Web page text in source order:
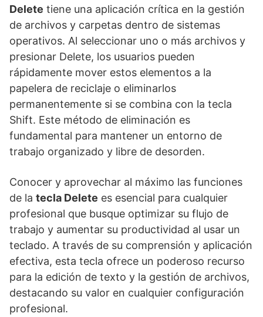
Delete tiene una aplicación crítica en la gestión
de archivos y carpetas dentro de sistemas
operativos. Al seleccionar uno o más archivos y
presionar Delete, los usuarios pueden
rápidamente mover estos elementos a la
papelera de reciclaje o eliminarlos
permanentemente si se combina con la tecla
Shift. Este método de eliminación es
fundamental para mantener un entorno de
trabajo organizado y libre de desorden.
Conocer y aprovechar al máximo las funciones
de la tecla Delete es esencial para cualquier
profesional que busque optimizar su flujo de
trabajo y aumentar su productividad al usar un
teclado. A través de su comprensión y aplicación
efectiva, esta tecla ofrece un poderoso recurso
para la edición de texto y la gestión de archivos,
destacando su valor en cualquier configuración
profesional.